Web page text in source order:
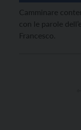
Camminare
con le parole
Francesco.